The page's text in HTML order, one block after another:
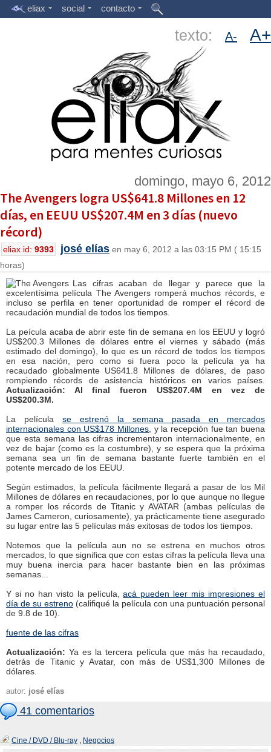
eliax social contacto
texto: A- A+
domingo, mayo 6, 2012
The Avengers logra US$641.8 Millones en 12
días, en EEUU US$207.4M en 3 días (nuevo
récord)
eliax id: 9393 josé elías en may 6, 2012 a las 03:15 PM ( 15:15
horas)
Las cifras acaban de llegar y parece que la
excelentísima película The Avengers romperá muchos récords, e
incluso se perfila en tener oportunidad de romper el récord de
recaudación mundial de todos los tiempos.
La peícula acaba de abrir este fin de semana en los EEUU y logró
US$200.3 Millones de dólares entre el viernes y sábado (más
estimado del domingo), lo que es un récord de todos los tiempos
en esa nación, pero como si fuera poco la película ya ha
recaudado globalmente US641.8 Millones de dólares, de paso
rompiendo récords de asistencia históricos en varios países.
Actualización: Al final fueron US$207.4M en vez de
US$200.3M.
La película se estrenó la semana pasada en mercados
internacionales con US$178 Millones , y la recepción fue tan buena
que esta semana las cifras incrementaron internacionalmente, en
vez de bajar (como es la costumbre), y se espera que la próxima
semana sea un fin de semana bastante fuerte también en el
potente mercado de los EEUU.
Según estimados, la película fácilmente llegará a pasar de los Mil
Millones de dólares en recaudaciones, por lo que aunque no llegue
a romper los récords de Titanic y AVATAR (ambas películas de
James Cameron, curiosamente), ya prácticamente tiene asegurado
su lugar entre las 5 películas más exitosas de todos los tiempos.
Notemos que la película aun no se estrena en muchos otros
mercados, lo que significa que con estas cifras la película lleva una
muy buena inercia para hacer bastante bien en las próximas
semanas...
Y si no han visto la película,acá pueden leer mis impresiones el
día de su estreno (califiqué la película con una puntuación personal
de 9.8 de 10).
fuente de las cifras
Actualización: Ya es la tercera película que más ha recaudado,
detrás de Titanic y Avatar, con más de US$1,300 Millones de
dólares.
autor: josé elías
41 comentarios
Cine / DVD / Blu-ray , Negocios